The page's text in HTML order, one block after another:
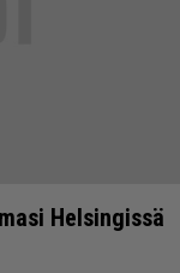
Helsingissä